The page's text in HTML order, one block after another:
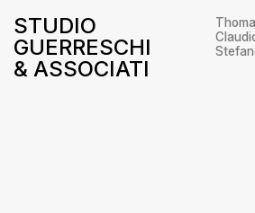
STUDIO
GUERRESCHI
& ASSOCIATI